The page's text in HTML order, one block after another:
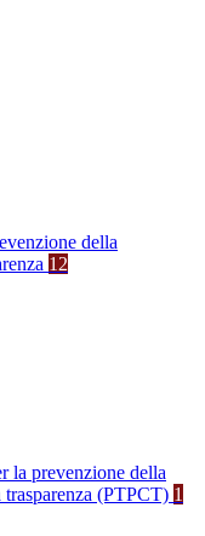
della
12
la prevenzione della
(PTPCT) 1